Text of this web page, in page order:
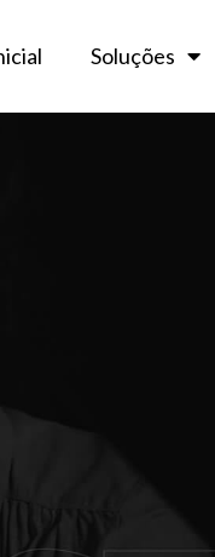
Soluções